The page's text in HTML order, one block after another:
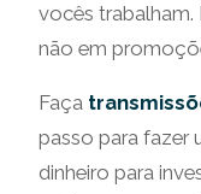
vocês trabalham.
não em
Faça
passo para fazer
dinheiro para